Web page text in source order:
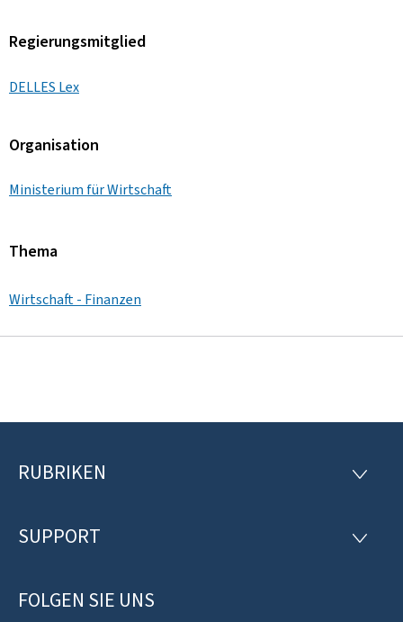
Regierungsmitglied
DELLES Lex
Organisation
Ministerium für Wirtschaft
Thema
Wirtschaft - Finanzen
F
o
e
RUBRIKEN
R
R
SUPPORT
S
FOLGEN SIE UNS